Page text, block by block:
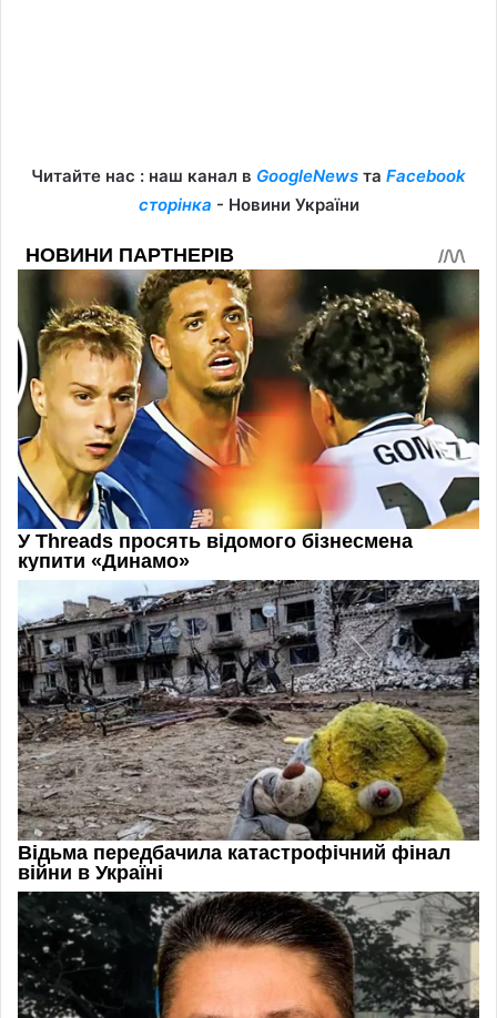
Читайте нас : наш канал в GoogleNews та Facebook
сторінка - Новини України